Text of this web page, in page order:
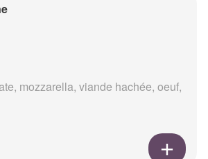
mozzarella, viande hachée, oeuf,